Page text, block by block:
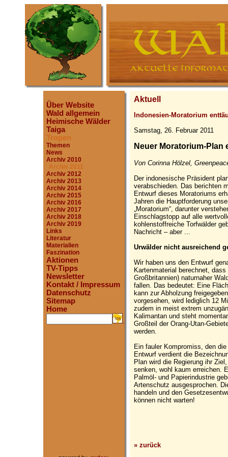
Über Website
Wald allgemein
Heimische Wälder
Taiga
Tropen
Themen
News
Archiv 2010
Archiv 2011
Archiv 2012
Archiv 2013
Archiv 2014
Archiv 2015
Archiv 2016
Archiv 2017
Archiv 2018
Archiv 2019
Links
Literatur
Materialien
Faszination
Aktionen
TV-Tipps
Newsletter
Kontakt / Impressum
Datenschutz
Sitemap
Home
.
Aktuell
Indonesien-Moratorium
Samstag, 26. Februar 2011
Neuer Moratorium-Plan
Von Corinna Hölzel,
Der indonesische Präsident
verabschieden. Das berichten
Entwurf dieses Moratoriums
Jahren die Hauptforderung
„Moratorium“, darunter
Einschlagstopp auf alle
kohlenstoffreiche Torfwälder
Nachricht – aber ...
Urwälder nicht ausreichend
Wir haben uns den Entwurf
Kartenmaterial berechnet,
Großbritannien) naturnaher
fallen. Das bedeutet: Eine
kann zur Abholzung
vorgesehen, wird lediglich 12
zudem in meist extrem
Kalimantan und steht
Großteil der Orang-Utan-
werden.
Ein fauler Kompromiss, den
Entwurf verdient die
Plan wird die Regierung ihr
senken, wohl kaum erreichen.
Palmöl- und Papierindustrie
Artenschutz ausgesprochen.
handeln und den
können nicht warten!
» zurück